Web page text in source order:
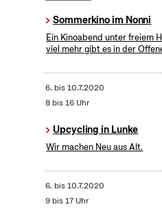
Sommerkino im Nonni
Ein Kinoabend unter freiem
viel mehr gibt es in der
6. bis10.7.2020
8 bis 16 Uhr
Upcycling in Lunke
Wir machen Neu aus Alt.
6. bis10.7.2020
9 bis 17 Uhr